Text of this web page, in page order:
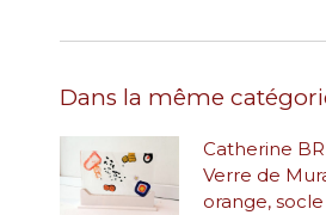
Dans la même
Catherine
Verre de
orange,